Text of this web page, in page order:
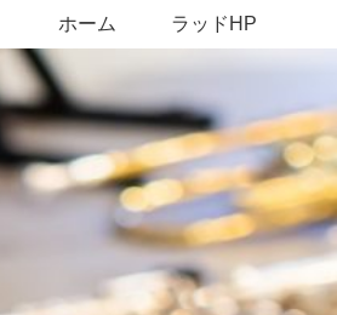
ホーム ラッドHP